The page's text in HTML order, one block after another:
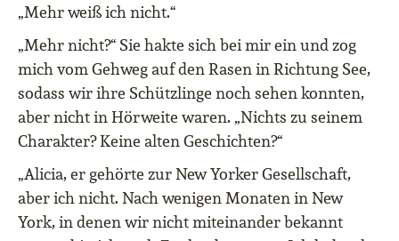
„Mehr weiß ich nicht.“
„Mehr nicht?“ Sie hakte sich bei mir ein und zog
mich vom Gehweg auf den Rasen in Richtung See,
sodass wir ihre Schützlinge noch sehen konnten,
aber nicht in Hörweite waren. „Nichts zu seinem
Charakter? Keine alten Geschichten?“
„Alicia, er gehörte zur New Yorker Gesellschaft,
aber ich nicht. Nach wenigen Monaten in New
York, in denen wir nicht miteinander bekannt